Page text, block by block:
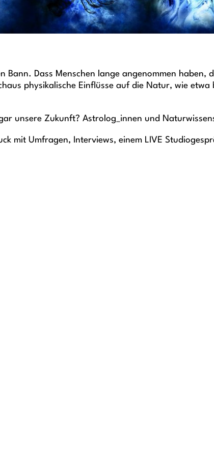
Bann. Dass Menschen lange angenommen
physikalische Einflüsse auf die Natur, wie
unsere Zukunft? Astrolog_innen und
mit Umfragen, Interviews, einem LIVE